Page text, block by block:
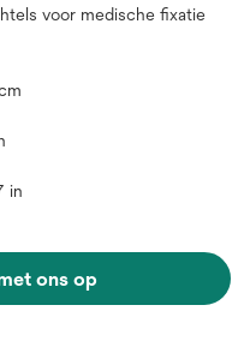
voor medische fixatie
in
ons op